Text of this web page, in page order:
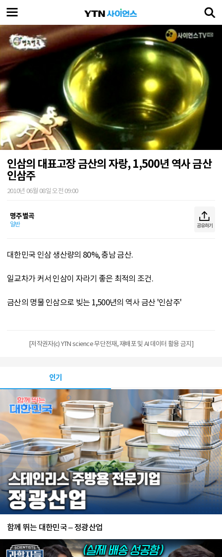
인삼의 대표고장 금산의 자랑, 1,500년 역사 금산
인삼주
2010년 06월 08일 오전 09:00
명주별곡
일반 공유하기
대한민국 인삼 생산량의 80%, 충남 금산.
일교차가 커서 인삼이 자라기 좋은 최적의 조건.
금산의 명물 인삼으로 빚는 1,500년의 역사 금산 '인삼주'
[저작권자(c) YTN science 무단전재, 재배포 및 AI 데이터 활용 금지]
인기
함께 뛰는 대한민국 – 정광산업